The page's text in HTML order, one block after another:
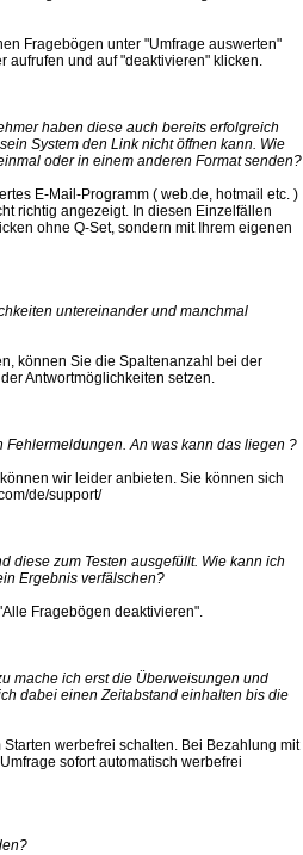
Fragebögen unter "Umfrage auswerten"
und auf "deaktivieren" klicken.
haben diese auch bereits erfolgreich
System den Link nicht öffnen kann. Wie
oder in einem anderen Format senden?
E-Mail-Programm ( web.de, hotmail etc. )
richtig angezeigt. In diesen Einzelfällen
ohne Q-Set, sondern mit Ihrem eigenen
untereinander und manchmal
können Sie die Spaltenanzahl bei der
Antwortmöglichkeiten setzen.
An was kann das liegen ?
wir leider anbieten. Sie können sich
de/support/
diese zum Testen ausgefüllt. Wie kann ich
Ergebnis verfälschen?
Fragebögen deaktivieren".
mache ich erst die Überweisungen und
dabei einen Zeitabstand einhalten bis die
werbefrei schalten. Bei Bezahlung mit
sofort automatisch werbefrei